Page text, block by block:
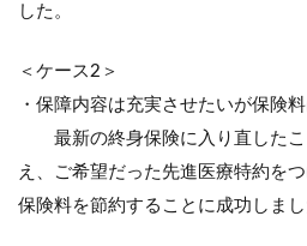
した。
＜ケース2＞
・保障内容は充実させたいが保険
最新の終身保険に入り直したこ
え、ご希望だった先進医療特約を
保険料を節約することに成功しまし